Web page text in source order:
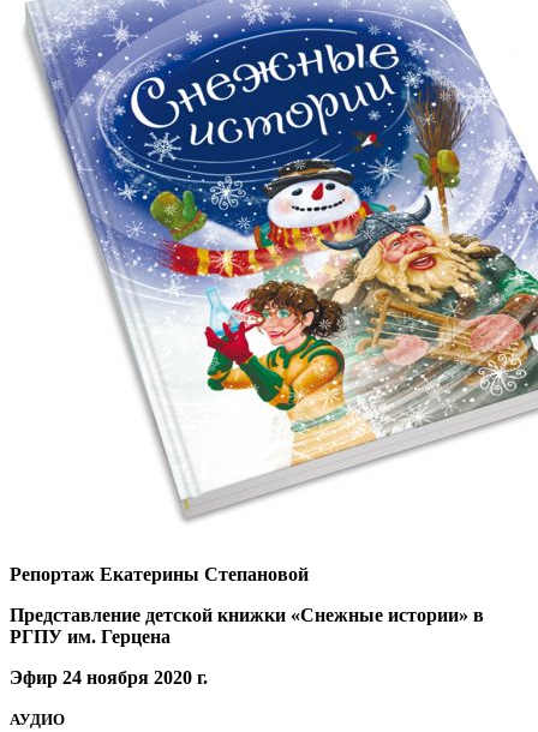
Репортаж Екатерины Степановой
Представление детской книжки «Снежные истории» в
РГПУ им. Герцена
Эфир 24 ноября 2020 г.
АУДИО